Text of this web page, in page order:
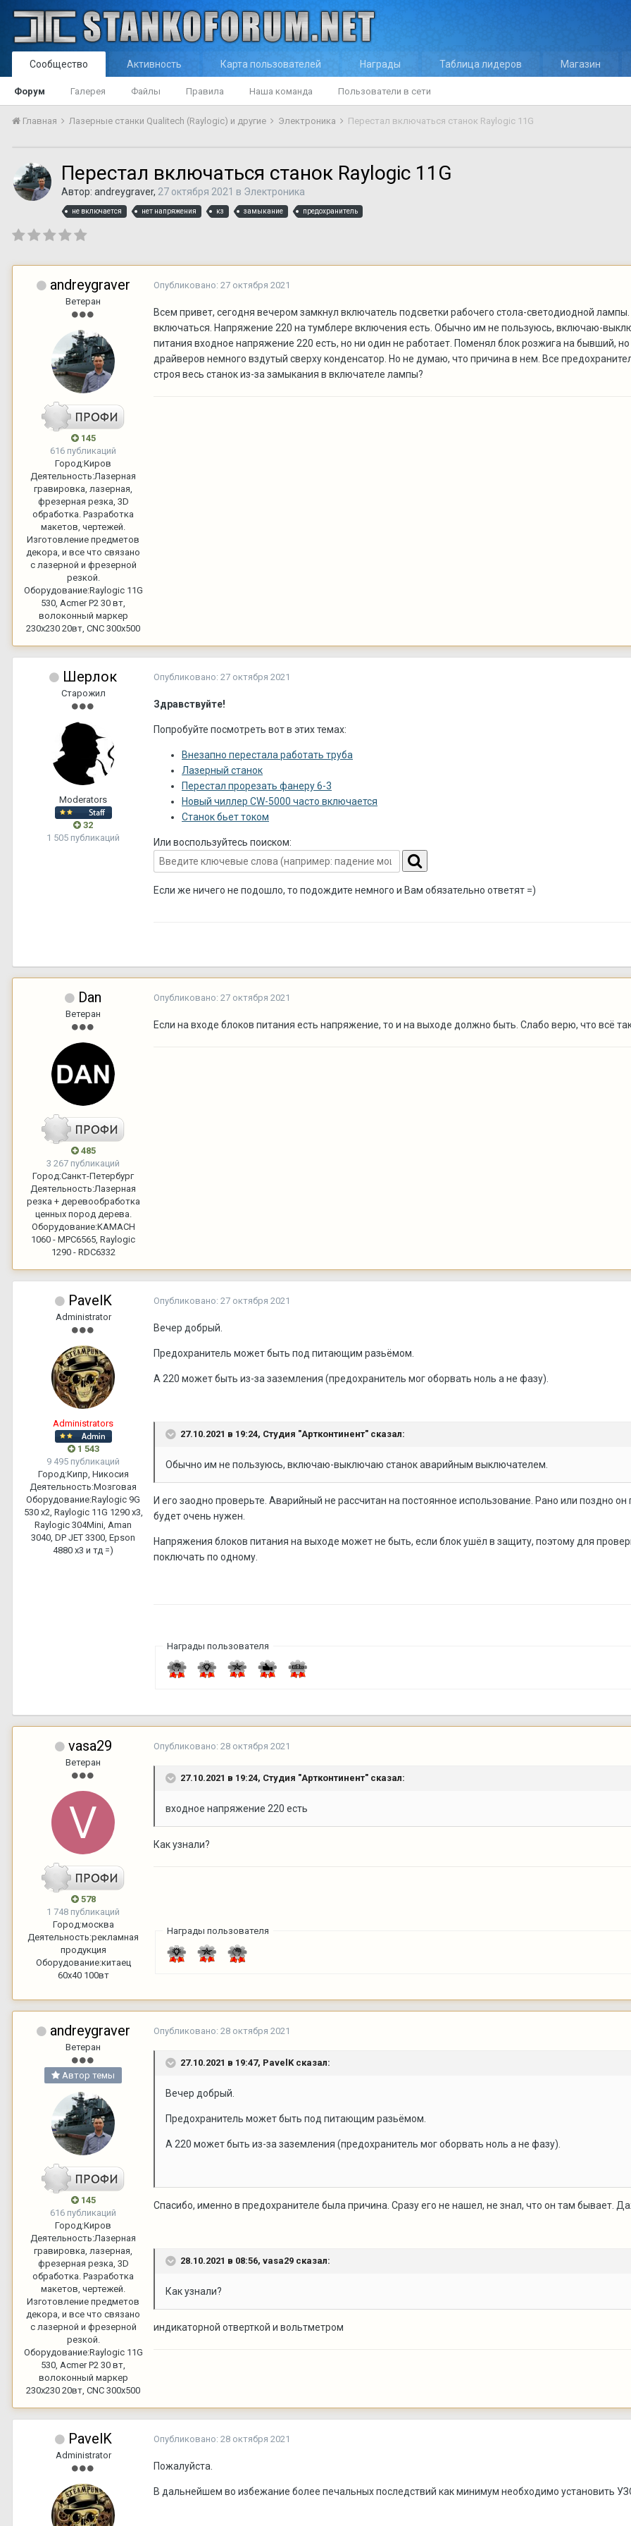
Сообщество
Форум Галерея Файлы Правила Наша команда Пользователи в сети
Активность Карта пользователей Награды Таблица лидеров Магазин
Главная Лазерные станки Qualitech (Raylogic) и другие Электроника Перестал включаться станок Raylogic 11G
Перестал включаться станок Raylogic 11G
Автор: andreygraver, 27 октября 2021 в Электроника
не включается нет напряжения кз замыкание предохранитель
andreygraver
Ветеран
145
616 публикаций
Город:Киров
Деятельность:Лазерная
гравировка, лазерная,
фрезерная резка, 3D
обработка. Разработка
макетов, чертежей.
Изготовление предметов
декора, и все что связано
с лазерной и фрезерной
резкой.
Оборудование:Raylogic 11G
530, Acmer P2 30 вт,
волоконный маркер
230х230 20вт, CNC 300x500
Опубликовано: 27 октября 2021
Всем привет, сегодня вечером замкнул включатель подсветки рабочего стола-светодиодной
включаться. Напряжение 220 на тумблере включения есть. Обычно им не пользуюсь, включаю-
питания входное напряжение 220 есть, но ни один не работает. Поменял блок розжига на бывший,
драйверов немного вздутый сверху конденсатор. Но не думаю, что причина в нем. Все
строя весь станок из-за замыкания в включателе лампы?
Шерлок
Старожил
Moderators
32
1 505 публикаций
Опубликовано: 27 октября 2021
Здравствуйте!
Попробуйте посмотреть вот в этих темах:
Внезапно перестала работать труба
Лазерный станок
Перестал прорезать фанеру 6-3
Новый чиллер CW-5000 часто включается
Станок бьет током
Или воспользуйтесь поиском:
Если же ничего не подошло, то подождите немного и Вам обязательно ответят =)
Dan
Ветеран
485
3 267 публикаций
Город:Санкт-Петербург
Деятельность:Лазерная
резка + деревообработка
ценных пород дерева.
Оборудование:KAMACH
1060 - MPC6565, Raylogic
1290 - RDC6332
Опубликовано: 27 октября 2021
Если на входе блоков питания есть напряжение, то и на выходе должно быть. Слабо верю, что всё
PavelK
Administrator
Administrators
1 543
9 495 публикаций
Город:Кипр, Никосия
Деятельность:Мозговая
Оборудование:Raylogic 9G
530 х2, Raylogic 11G 1290 х3,
Raylogic 304Mini, Aman
3040, DP JET 3300, Epson
4880 x3 и тд =)
Опубликовано: 27 октября 2021
Вечер добрый.
Предохранитель может быть под питающим разьёмом.
А 220 может быть из-за заземления (предохранитель мог оборвать ноль а не фазу).
27.10.2021 в 19:24, Студия "Артконтинент" сказал:
Обычно им не пользуюсь, включаю-выключаю станок аварийным выключателем.
И его заодно проверьте. Аварийный не рассчитан на постоянное использование. Рано или поздно
будет очень нужен.
Напряжения блоков питания на выходе может не быть, если блок ушёл в защиту, поэтому для
поключать по одному.
Награды пользователя
vasa29
Ветеран
578
1 748 публикаций
Город:москва
Деятельность:рекламная
продукция
Оборудование:китаец
60х40 100вт
Опубликовано: 28 октября 2021
27.10.2021 в 19:24, Студия "Артконтинент" сказал:
входное напряжение 220 есть
Как узнали?
Награды пользователя
andreygraver
Ветеран
Автор темы
145
616 публикаций
Город:Киров
Деятельность:Лазерная
гравировка, лазерная,
фрезерная резка, 3D
обработка. Разработка
макетов, чертежей.
Изготовление предметов
декора, и все что связано
с лазерной и фрезерной
резкой.
Оборудование:Raylogic 11G
530, Acmer P2 30 вт,
волоконный маркер
230х230 20вт, CNC 300x500
Опубликовано: 28 октября 2021
27.10.2021 в 19:47, PavelK сказал:
Вечер добрый.
Предохранитель может быть под питающим разьёмом.
А 220 может быть из-за заземления (предохранитель мог оборвать ноль а не фазу).
Спасибо, именно в предохранителе была причина. Сразу его не нашел, не знал, что он там бывает.
28.10.2021 в 08:56, vasa29 сказал:
Как узнали?
индикаторной отверткой и вольтметром
PavelK
Administrator
Опубликовано: 28 октября 2021
Пожалуйста.
В дальнейшем во избежание более печальных последствий как минимум необходимо установить